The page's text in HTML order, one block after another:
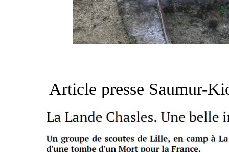
Article presse Saumur-